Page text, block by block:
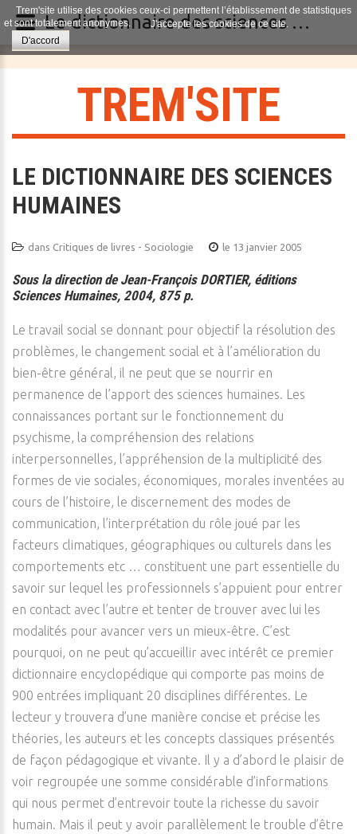
TREM'SITE
LE DICTIONNAIRE DES SCIENCES
HUMAINES
dans Critiques de livres - Sociologie le 13 janvier 2005
Sous la direction de Jean-François DORTIER, éditions
Sciences Humaines, 2004, 875 p.
Le travail social se donnant pour objectif la résolution des
problèmes, le changement social et à l’amélioration du
bien-être général, il ne peut que se nourrir en
permanence de l’apport des sciences humaines. Les
connaissances portant sur le fonctionnement du
psychisme, la compréhension des relations
interpersonnelles, l’appréhension de la multiplicité des
formes de vie sociales, économiques, morales inventées au
cours de l’histoire, le discernement des modes de
communication, l’interprétation du rôle joué par les
facteurs climatiques, géographiques ou culturels dans les
comportements etc … constituent une part essentielle du
savoir sur lequel les professionnels s’appuient pour entrer
en contact avec l’autre et tenter de trouver avec lui les
modalités pour avancer vers un mieux-être. C’est
pourquoi, on ne peut qu’accueillir avec intérêt ce premier
dictionnaire encyclopédique qui comporte pas moins de
900 entrées impliquant 20 disciplines différentes. Le
lecteur y trouvera d’une manière concise et précise les
théories, les auteurs et les concepts classiques présentés
de façon pédagogique et vivante. Il y a d’abord le plaisir de
voir regroupée une somme considérable d’informations
qui nous permet d’entrevoir toute la richesse du savoir
humain. Mais il peut y avoir parallèlement le trouble d’être
Trem'site utilise des cookies ceux-ci permettent l’établissement de statistiques
et sont totalement anonymes.
J'accepte les cookies de ce site.
D'accord
Le dictionnaire des sciences humaines